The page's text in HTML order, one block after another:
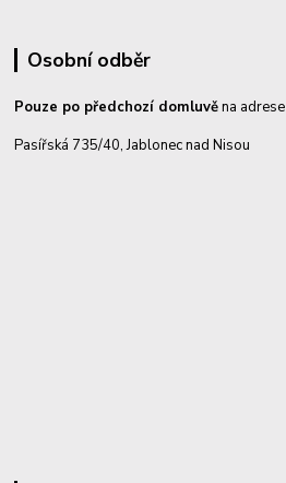
Osobní odběr
Pouze po předchozí domluvěna adrese
Pasířská 735/40, Jablonec nad Nisou